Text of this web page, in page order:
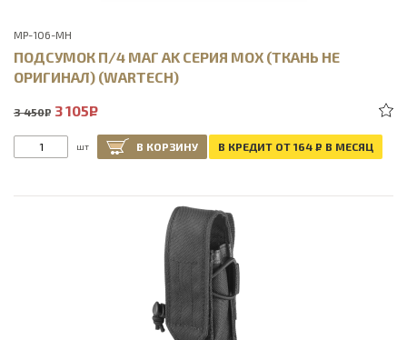
MP-106-MH
ПОДСУМОК П/4 МАГ AK СЕРИЯ МОХ (ТКАНЬ НЕ
ОРИГИНАЛ) (WARTECH)
3 450Р 3 105Р
шт В КОРЗИНУ В КРЕДИТ ОТ 164 Р В МЕСЯЦ